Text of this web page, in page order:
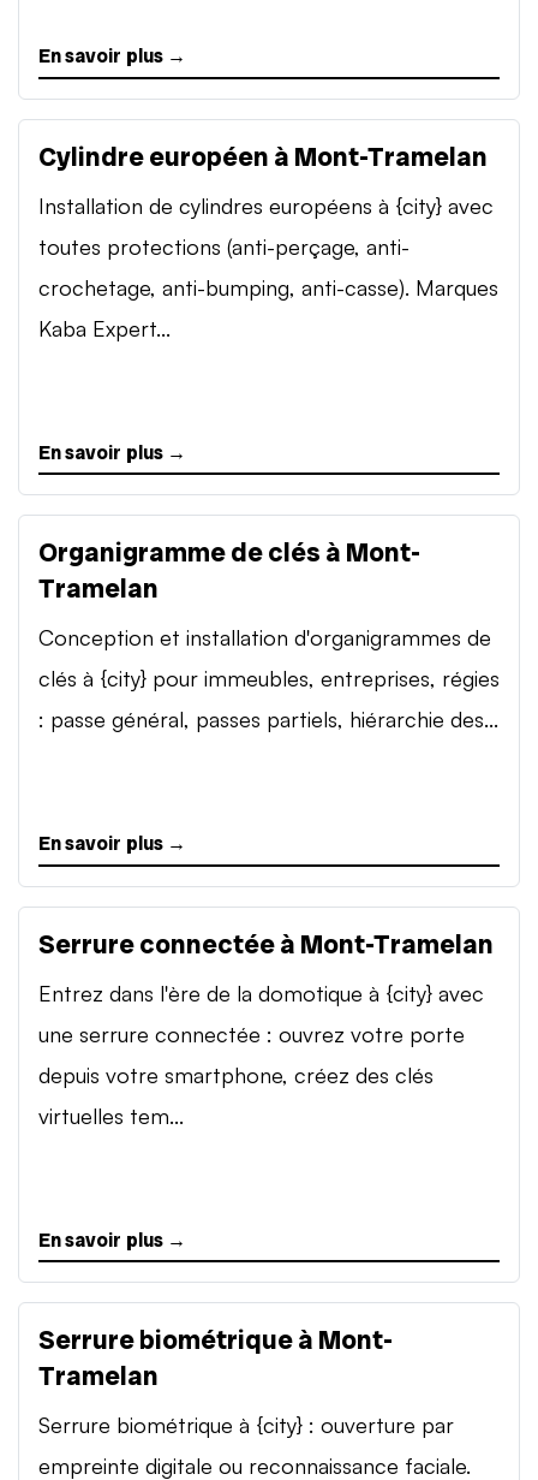
En savoir plus →
Cylindre européen à Mont-Tramelan
Installation de cylindres européens à {city} avec
toutes protections (anti-perçage, anti-
crochetage, anti-bumping, anti-casse). Marques
Kaba Expert...
En savoir plus →
Organigramme de clés à Mont-
Tramelan
Conception et installation d'organigrammes de
clés à {city} pour immeubles, entreprises, régies
: passe général, passes partiels, hiérarchie des...
En savoir plus →
Serrure connectée à Mont-Tramelan
Entrez dans l'ère de la domotique à {city} avec
une serrure connectée : ouvrez votre porte
depuis votre smartphone, créez des clés
virtuelles tem...
En savoir plus →
Serrure biométrique à Mont-
Tramelan
Serrure biométrique à {city} : ouverture par
empreinte digitale ou reconnaissance faciale.